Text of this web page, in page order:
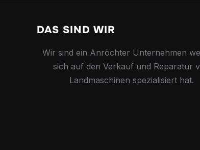
DAS SIND WIR
Wir sind ein Anröchter Unternehmen
sich auf den Verkauf und Reparatur
Landmaschinen spezialisiert hat.